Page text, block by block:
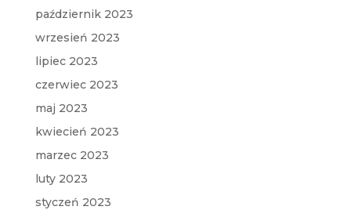
październik 2023
wrzesień 2023
lipiec 2023
czerwiec 2023
maj 2023
kwiecień 2023
marzec 2023
luty 2023
styczeń 2023